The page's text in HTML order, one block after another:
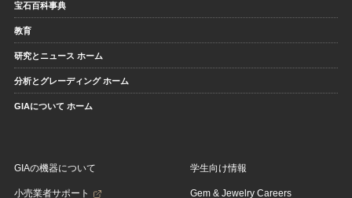
宝石百科事典
教育
研究とニュース ホーム
分析とグレーディング ホーム
GIAについて ホーム
GIAの機器について
小売業者サポート
学生向け情報
Gem & Jewelry Careers